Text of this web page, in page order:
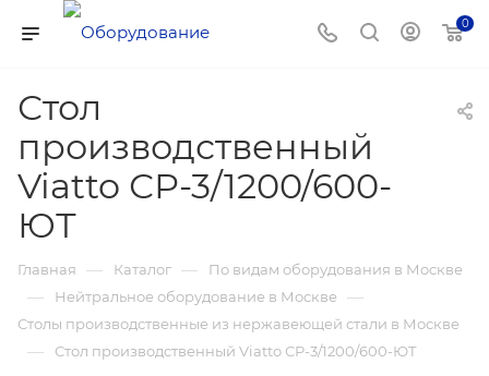
0
Стол
производственный
Viatto СР-3/1200/600-
ЮТ
Главная — Каталог — По видам оборудования в Москве
— Нейтральное оборудование в Москве —
Столы производственные из нержавеющей стали в Москве
— Стол производственный Viatto СР-3/1200/600-ЮТ